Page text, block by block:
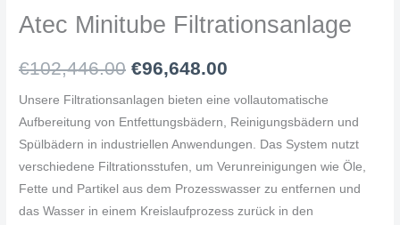
Atec Minitube Filtrationsanlage
€102,446.00
war:
€96,648.00
ist:
Unsere Filtrationsanlagen bieten eine vollautomatische
Aufbereitung von Entfettungsbädern, Reinigungsbädern und
Spülbädern in industriellen Anwendungen. Das System nutzt
verschiedene Filtrationsstufen, um Verunreinigungen wie Öle,
Fette und Partikel aus dem Prozesswasser zu entfernen und
das Wasser in einem Kreislaufprozess zurück in den